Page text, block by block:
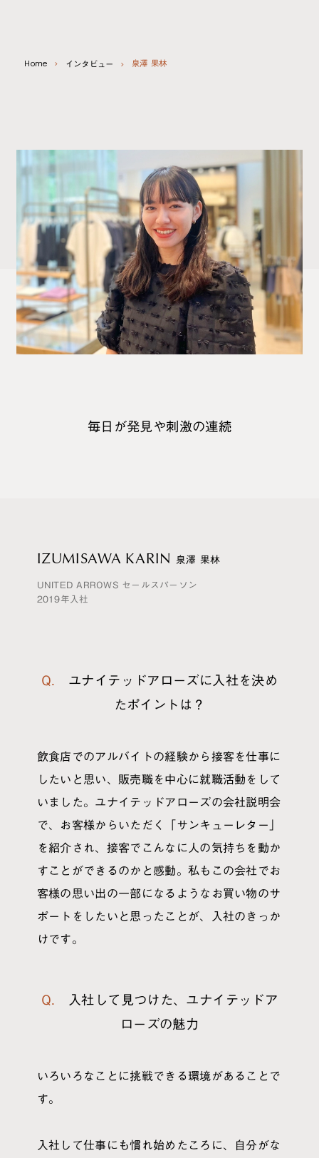
インタビュー
インタビュー
販売職スタッフ
本部職スタッフ
会社情報
会社情報
経営理念・行動規範
IR情報
UAの仕事
UAの仕事
販売・店長
企画
（ビジュアルマーチャンダイザー）
生産
品質管理
サステナビリティ
ファッションマーケティング
制度について
店舗中途採用
Home インタビュー 泉澤 果林
毎 日 が発 見 や刺 激の連続
IZUMISAWA KARIN 泉澤 果林
UNITED ARROWS セールスパーソン
2019年入社
Q. ユナイテッドアローズに入社を決め
たポイントは？
飲食店でのアルバイトの経験から接客を仕事に
したいと思い、販売職を中心に就職活動をして
いました。ユナイテッドアローズの会社説明会
で、お客様からいただく「サンキューレター」
を紹介され、接客でこんなに人の気持ちを動か
すことができるのかと感動。私もこの会社でお
客様の思い出の一部になるようなお買い物のサ
ポートをしたいと思ったことが、入社のきっか
けです。
Q. 入社して見つけた、ユナイテッドア
ローズの魅力
いろいろなことに挑戦できる環境があることで
す。
入社して仕事にも慣れ始めたころに、自分がな